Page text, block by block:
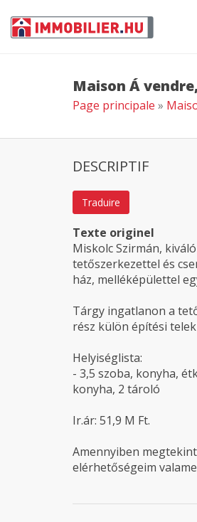
Maison Á
Page principale »
DESCRIPTIF
Traduire
Texte originel
Miskolc Szirmán,
tetőszerkezettel és
ház, melléképülettel
Tárgy ingatlanon a
rész külön építési
Helyiséglista:
- 3,5 szoba, konyha,
konyha, 2 tároló
Ir.ár: 51,9 M Ft.
Amennyiben
elérhetőségeim